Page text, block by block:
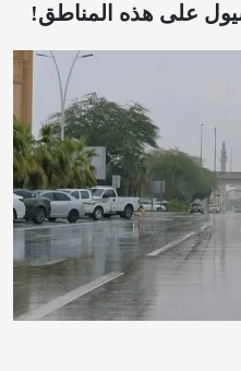
على هذه المناطق!